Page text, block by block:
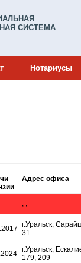
СИСТЕМА
Нотариусы
Адрес офиса
, ,
г.Уральск,
31
г.Уральск,
179, 209